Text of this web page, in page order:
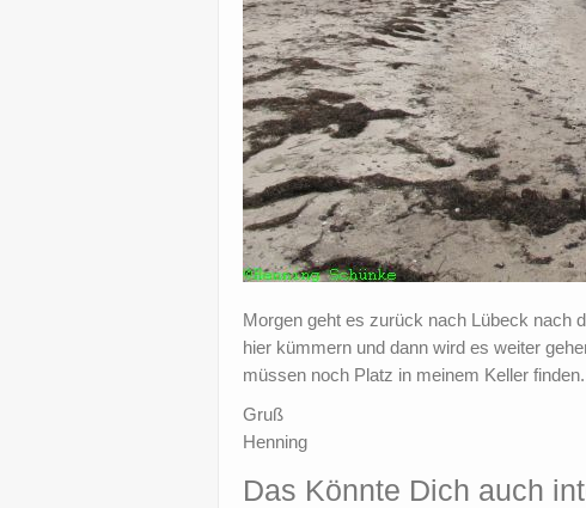
Morgen geht es zurück nach Lübeck nach
hier kümmern und dann wird es weiter
müssen noch Platz in meinem Keller finden.
Gruß
Henning
Das Könnte Dich auch